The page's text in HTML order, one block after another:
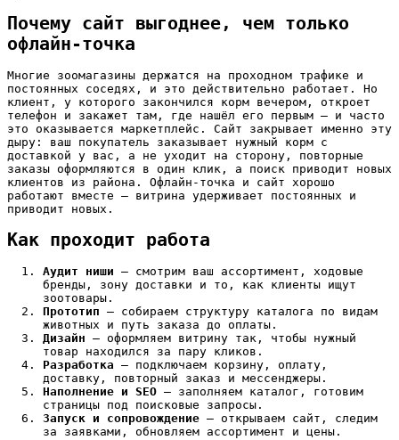
Почему сайт выгоднее, чем только
офлайн-точка
Многие зоомагазины держатся на проходном трафике и
постоянных соседях, и это действительно работает. Но
клиент, у которого закончился корм вечером, откроет
телефон и закажет там, где нашёл его первым — и часто
это оказывается маркетплейс. Сайт закрывает именно эту
дыру: ваш покупатель заказывает нужный корм с
доставкой у вас, а не уходит на сторону, повторные
заказы оформляются в один клик, а поиск приводит новых
клиентов из района. Офлайн-точка и сайт хорошо
работают вместе — витрина удерживает постоянных и
приводит новых.
Как проходит работа
Аудит ниши — смотрим ваш ассортимент, ходовые
бренды, зону доставки и то, как клиенты ищут
зоотовары.
Прототип — собираем структуру каталога по видам
животных и путь заказа до оплаты.
Дизайн — оформляем витрину так, чтобы нужный
товар находился за пару кликов.
Разработка — подключаем корзину, оплату,
доставку, повторный заказ и мессенджеры.
Наполнение и SEO — заполняем каталог, готовим
страницы под поисковые запросы.
Запуск и сопровождение — открываем сайт, следим
за заявками, обновляем ассортимент и цены.